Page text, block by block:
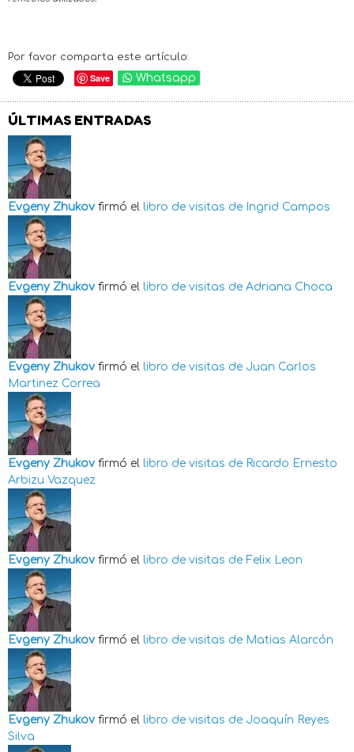
Por favor comparta este artículo:
Save Whatsapp
ÚLTIMAS ENTRADAS
Evgeny Zhukov firmó el libro de visitas de Ingrid Campos
Evgeny Zhukov firmó el libro de visitas de Adriana Choca
Evgeny Zhukov firmó el libro de visitas de Juan Carlos
Martinez Correa
Evgeny Zhukov firmó el libro de visitas de Ricardo Ernesto
Arbizu Vazquez
Evgeny Zhukov firmó el libro de visitas de Felix Leon
Evgeny Zhukov firmó el libro de visitas de Matias Alarcón
Evgeny Zhukov firmó el libro de visitas de Joaquín Reyes
Silva